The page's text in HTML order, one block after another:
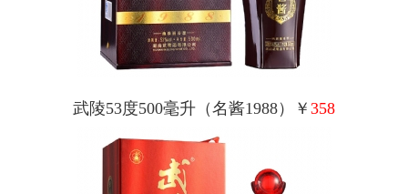
武陵53度500毫升（名酱1988）￥ 358